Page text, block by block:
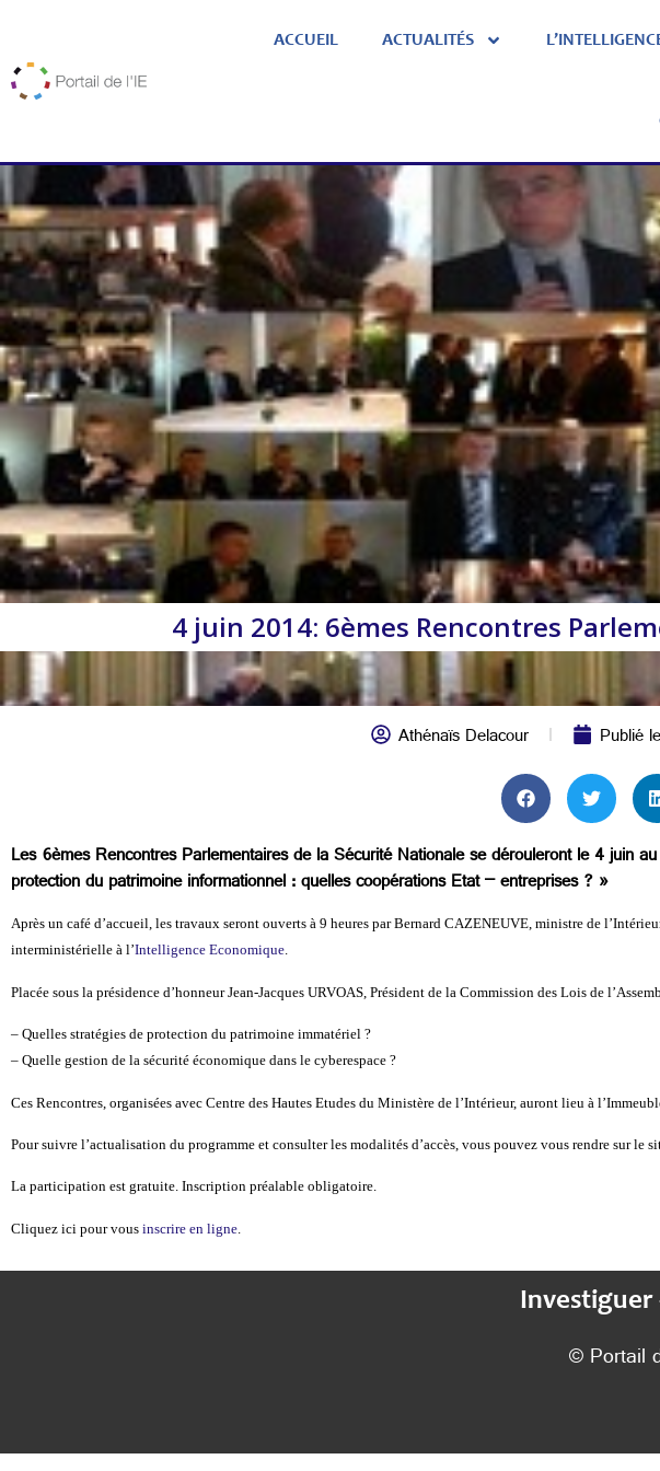
ACCUEIL ACTUALITÉS
4 juin 2014: 6èmes Rencontres
Athénaïs Delacour Publié le
Les 6èmes Rencontres Parlementaires de la Sécurité Nationale se dérouleront le 4 juin
protection du patrimoine informationnel : quelles coopérations Etat – entreprises ? »
Après un café d’accueil, les travaux seront ouverts à 9 heures par Bernard CAZENEUVE, ministre de
interministérielle à l’Intelligence Economique.
Placée sous la présidence d’honneur Jean-Jacques URVOAS, Président de la Commission des Lois de
– Quelles stratégies de protection du patrimoine immatériel ?
– Quelle gestion de la sécurité économique dans le cyberespace ?
Ces Rencontres, organisées avec Centre des Hautes Etudes du Ministère de l’Intérieur, auront lieu à
Pour suivre l’actualisation du programme et consulter les modalités d’accès, vous pouvez vous rendre sur le
La participation est gratuite. Inscription préalable obligatoire.
Cliquez ici pour vous inscrire en ligne
Investiguer
© Portail